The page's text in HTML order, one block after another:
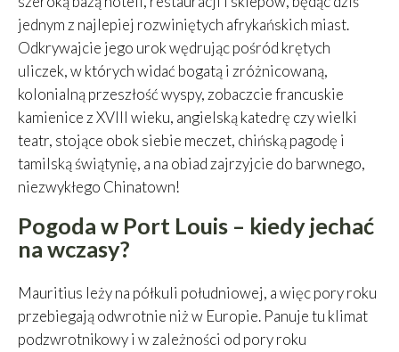
jednym z najlepiej rozwiniętych afrykańskich miast.
Odkrywajcie jego urok wędrując pośród krętych
uliczek, w których widać bogatą i zróżnicowaną,
kolonialną przeszłość wyspy, zobaczcie francuskie
kamienice z XVIII wieku, angielską katedrę czy wielki
teatr, stojące obok siebie meczet, chińską pagodę i
tamilską świątynię, a na obiad zajrzyjcie do barwnego,
niezwykłego Chinatown!
Pogoda w Port Louis – kiedy jechać
na wczasy?
Mauritius leży na półkuli południowej, a więc pory roku
przebiegają odwrotnie niż w Europie. Panuje tu klimat
podzwrotnikowy i w zależności od pory roku